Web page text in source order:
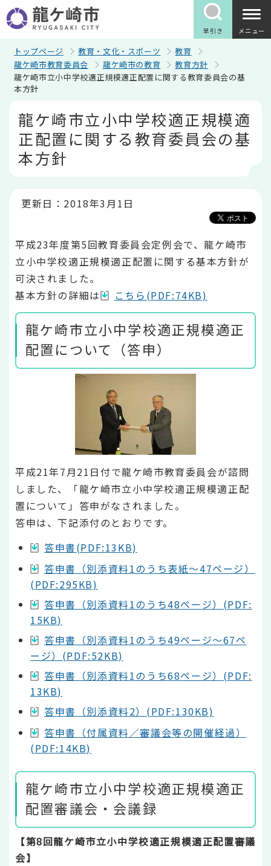
の
ペ
早引き メニュー
トップページ 教育・文化・スポーツ
教育
龍ケ崎市教育委員会
龍ケ崎市の教育
教育方針
龍ケ崎市立小中学校適正規模適正配置に関する教育委員会の基
本方針
龍ケ崎市立小中学校適正規模適
正配置に関する教育委員会の基
本方針
更新日：2018年3月1日
平成23年度第5回教育委員会定例会で、龍ケ崎市
立小中学校適正規模適正配置に関する基本方針が
可決されました。
基本方針の詳細は
こちら(PDF:74KB)
龍ケ崎市立小中学校適正規模適正
配置について（答申）
平成21年7月21日付で龍ケ崎市教育委員会が諮問
しました、「龍ケ崎市立小中学校適正規模適正配
置について」答申がなされました。
答申は、下記添付のとおりです。
答申書(PDF:13KB)
答申書（別添資料1のうち表紙～47ページ）
(PDF:295KB)
答申書（別添資料1のうち48ページ）(PDF:
15KB)
答申書（別添資料1のうち49ページ～67ペ
ージ）(PDF:52KB)
答申書（別添資料1のうち68ページ）(PDF:
13KB)
答申書（別添資料2）(PDF:130KB)
答申書（付属資料／審議会等の開催経過）
(PDF:14KB)
龍ケ崎市立小中学校適正規模適正
配置審議会・会議録
【第8回龍ケ崎市立小中学校適正規模適正配置審議
会】